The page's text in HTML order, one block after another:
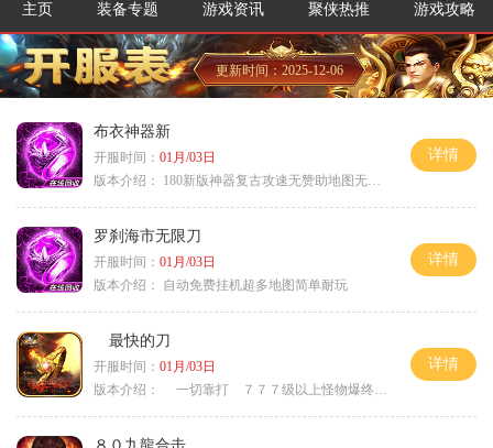
主页 装备专题 游戏资讯 聚侠热推 游戏攻略
更新时间：2025-12-06
布衣神器新
开服时间： 01月/03日
版本介绍：
180新版神器复古攻速无赞助地图无排行
详情
罗刹海市无限刀
开服时间： 01月/03日
版本介绍：
自动免费挂机超多地图简单耐玩
详情
最快的刀
开服时间： 01月/03日
版本介绍：
一切靠打 ７７７级以上怪物爆终极
详情